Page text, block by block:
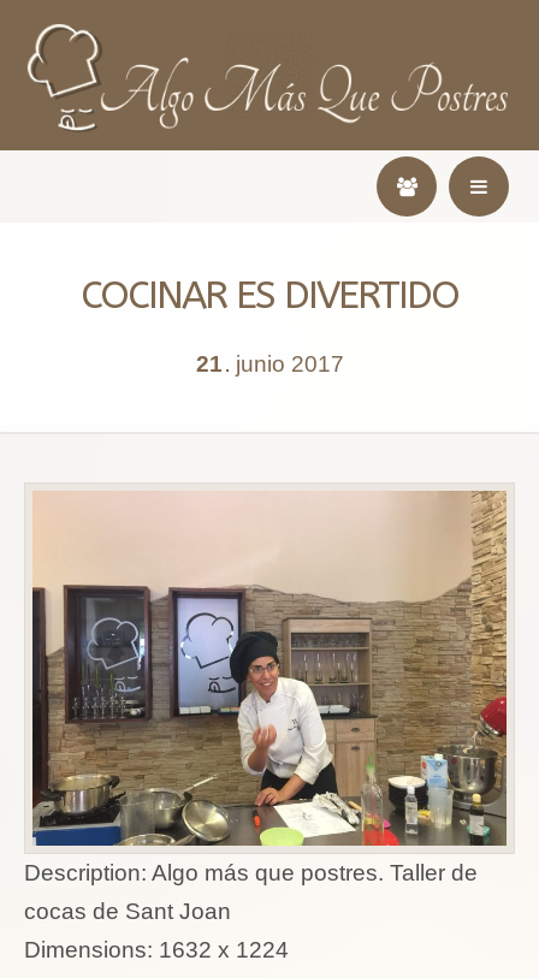
COCINAR ES DIVERTIDO
21 . junio 2017
Description: Algo más que postres. Taller de
cocas de Sant Joan
Dimensions: 1632 x 1224